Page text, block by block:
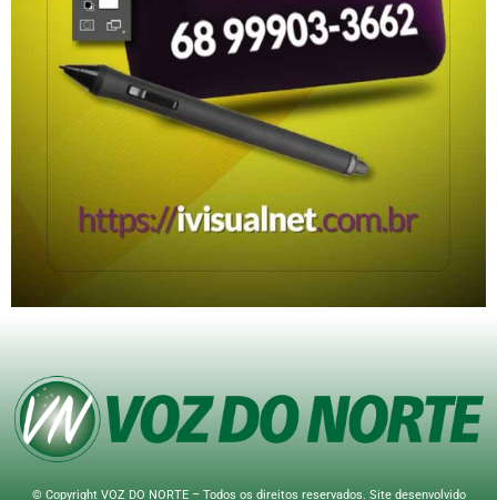
© Copyright VOZ DO NORTE – Todos os direitos reservados. Site desenvolvido